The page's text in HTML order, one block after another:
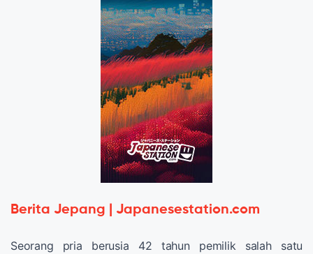
Berita Jepang | Japanesestation.com
Seorang pria berusia 42 tahun pemilik salah satu